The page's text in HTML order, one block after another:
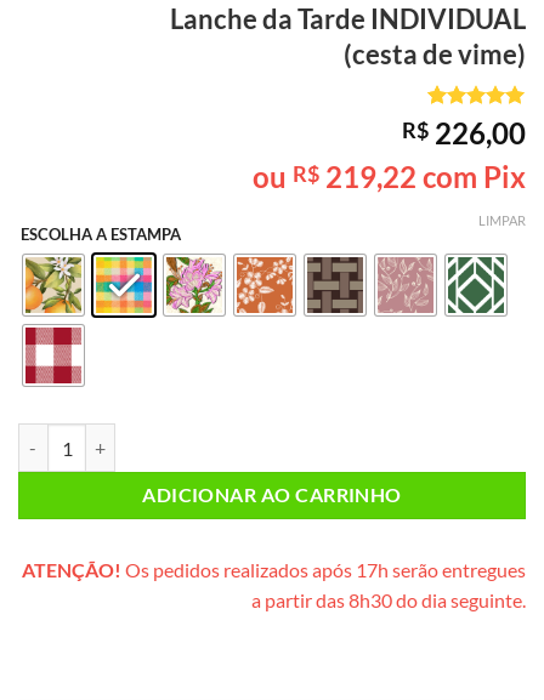
Lanche da Tarde INDIVIDUAL
(cesta de vime)
Avaliado
como5de
5, com
baseado em
1
de cliente
R$ 226,00
ou R$ 219,22 com Pix
ESCOLHA A ESTAMPA
LIMPAR
ADICIONAR AO CARRINHO
ATENÇÃO! Os pedidos realizados após 17h serão entregues
a partir das 8h30 do dia seguinte.